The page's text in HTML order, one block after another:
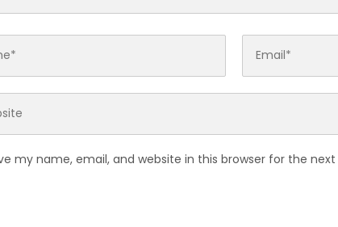
my name, email, and website in this browser for the